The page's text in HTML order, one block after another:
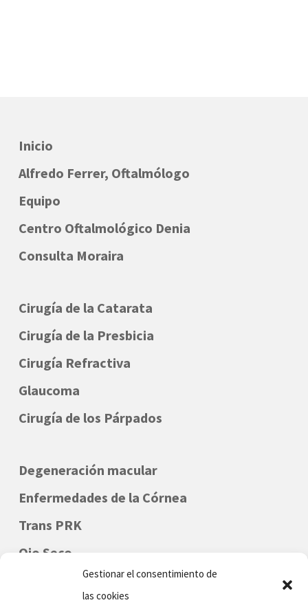
Gestionar el consentimiento de
las cookies
Inicio
Alfredo Ferrer, Oftalmólogo
Equipo
Centro Oftalmológico Denia
Consulta Moraira
Cirugía de la Catarata
Cirugía de la Presbicia
Cirugía Refractiva
Glaucoma
Cirugía de los Párpados
Degeneración macular
Enfermedades de la Córnea
Trans PRK
Ojo Seco
Oftalmología Infantil